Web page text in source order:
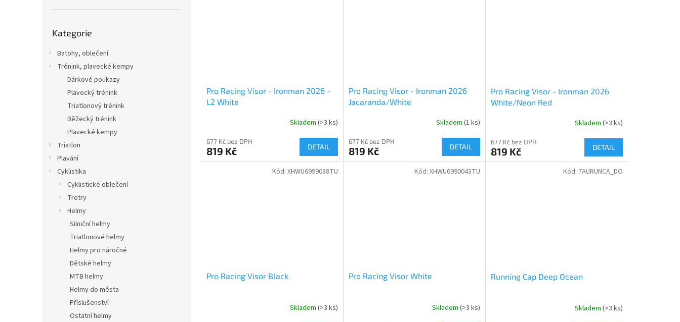
kategorie
Kategorie
Batohy, oblečení
Trénink, plavecké kempy
Dárkové poukazy
Plavecký trénink
Triatlonový trénink
Běžecký trénink
Plavecké kempy
Triatlon
Plavání
Cyklistika
Cyklistické oblečení
Tretry
Helmy
Silniční helmy
Triatlonové helmy
Helmy pro náročné
Dětské helmy
MTB helmy
Helmy do města
Příslušenství
Ostatní helmy
Pro Racing Visor - Ironman 2026 -
L2 White
Skladem (>3 ks)
677 Kč bez DPH
819 Kč DETAIL
Pro Racing Visor - Ironman 2026
Jacaranda/White
Skladem (1 ks)
677 Kč bez DPH
819 Kč DETAIL
Pro Racing Visor - Ironman 2026
White/Neon Red
Skladem (>3 ks)
677 Kč bez DPH
819 Kč DETAIL
Pro Racing Visor Black
Skladem (>3 ks)
Kód: XHWU6999038TU
Pro Racing Visor White
Skladem (>3 ks)
Kód: XHWU6990043TU
Running Cap Deep Ocean
Skladem (>3 ks)
Kód: 7AURUNCA_DO
shop.etriatlon.cz - Chat